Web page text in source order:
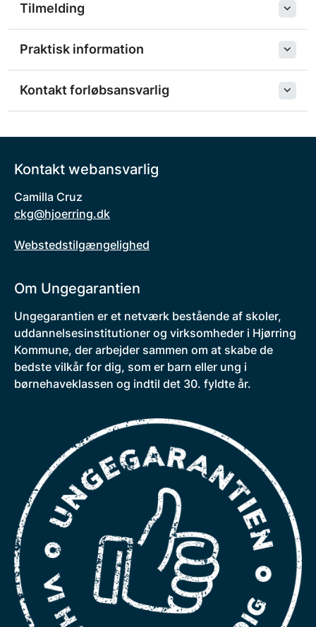
Tilmelding
Praktisk information
Kontakt forløbsansvarlig
Kontakt webansvarlig
Camilla Cruz
ckg@hjoerring.dk
Webstedstilgængelighed
Om Ungegarantien
Ungegarantien er et netværk bestående af skoler,
uddannelsesinstitutioner og virksomheder i Hjørring
Kommune, der arbejder sammen om at skabe de
bedste vilkår for dig, som er barn eller ung i
børnehaveklassen og indtil det 30. fyldte år.